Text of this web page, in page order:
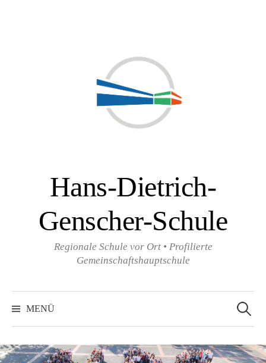
Hans-Dietrich-
Genscher-Schule
Regionale Schule vor Ort • Profilierte
Gemeinschaftshauptschule
MENÜ
nach: